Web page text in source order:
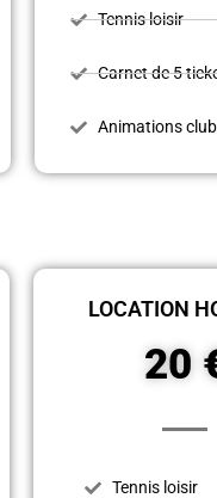
Tennis loisir
Carnet de 5
Animations club
LOCATION
20
Tennis loisir